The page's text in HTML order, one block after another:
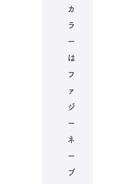
カ
ラ
ー
は
フ
ァ
ジ
ー
ネ
ー
ブ